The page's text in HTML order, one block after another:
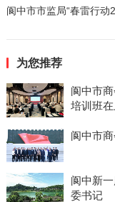
阆中市市监局“春雷行动
为您推荐
阆中市
培训班
阆中市
阆中新
委书记